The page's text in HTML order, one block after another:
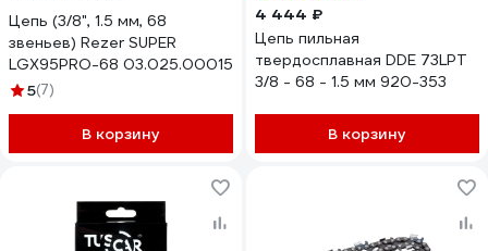
Цепь (3/8", 1.5 мм, 68
звеньев) Rezer SUPER
LGX95PRO-68 03.025.00015
5(7)
В корзину
4 444 ₽
Цепь пильная
твердосплавная DDE 73LPT
3/8 - 68 - 1.5 мм 920-353
В корзину